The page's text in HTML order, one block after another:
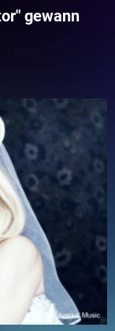
gewann